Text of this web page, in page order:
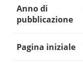
Anno di
pubblicazione
Pagina iniziale